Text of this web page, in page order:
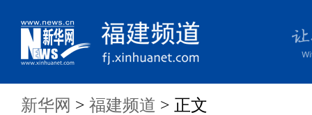
新华网 > 福建频道 > 正文